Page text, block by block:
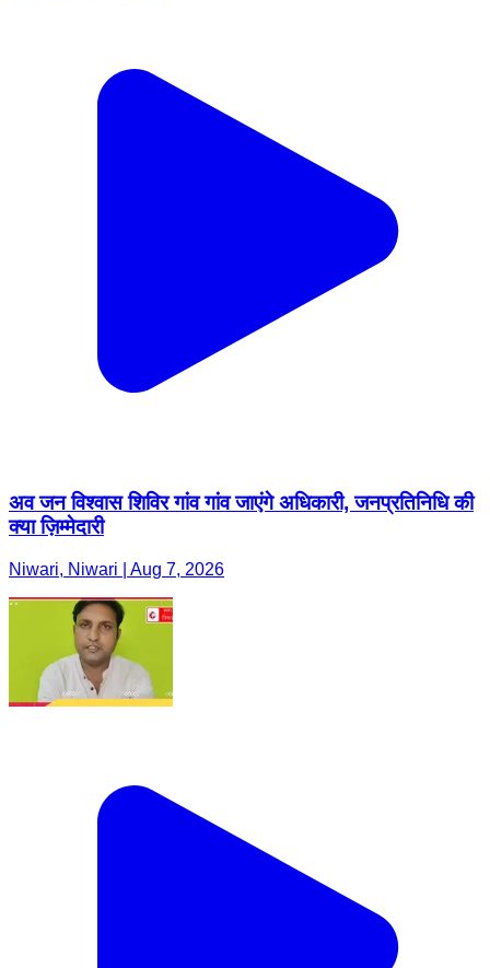
अव जन विश्वास शिविर गांव गांव जाएंगे अधिकारी, जनप्रतिनिधि की
क्या ज़िम्मेदारी
Niwari, Niwari | Aug 7, 2026